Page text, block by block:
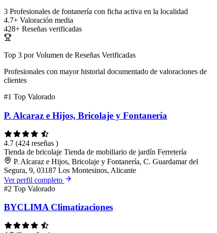
3 Profesionales de fontanería con ficha activa en la localidad
4.7+ Valoración media
428+ Reseñas verificadas
Top 3 por Volumen de Reseñas Verificadas
Profesionales con mayor historial documentado de valoraciones de
clientes
#1 Top Valorado
P. Alcaraz e Hijos, Bricolaje y Fontanería
4.7 (424 reseñas )
Tienda de bricolaje Tienda de mobiliario de jardín Ferretería
P. Alcaraz e Hijos, Bricolaje y Fontanería, C. Guardamar del
Segura, 9, 03187 Los Montesinos, Alicante
Ver perfil completo
#2 Top Valorado
BYCLIMA Climatizaciones